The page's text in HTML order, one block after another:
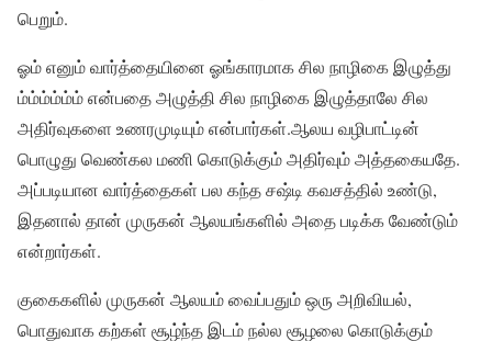
பெறும்.
ஓம் எனும் வார்த்தையினை ஓங்காரமாக சில நாழிகை இழுத்து
ம்ம்ம்ம்ம்ம் என்பதை அழுத்தி சில நாழிகை இழுத்தாலே சில
அதிர்வுகளை உணரமுடியும் என்பார்கள்.ஆலய வழிபாட்டின்
பொழுது வெண்கல மணி கொடுக்கும் அதிர்வும் அத்தகையதே.
அப்படியான வார்த்தைகள் பல கந்த சஷ்டி கவசத்தில் உண்டு,
இதனால் தான் முருகன் ஆலயங்களில் அதை படிக்க வேண்டும்
என்றார்கள்.
குகைகளில் முருகன் ஆலயம் வைப்பதும் ஒரு அறிவியல்,
பொதுவாக கற்கள் சூழ்ந்த இடம் நல்ல சூழலை கொடுக்கும்